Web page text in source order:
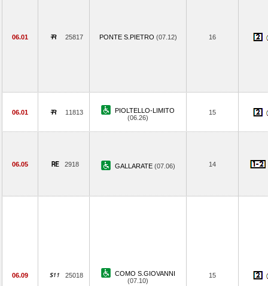
06.01 25817 PONTE S.PIETRO (07.12) 16
06.01 11813
PIOLTELLO-LIMITO
(06.26)
15
06.05 2918 GALLARATE (07.06) 14
06.09 25018
COMO S.GIOVANNI
(07.10)
15